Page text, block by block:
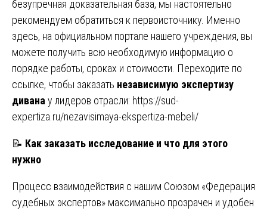
безупречная доказательная база, мы настоятельно
рекомендуем обратиться к первоисточнику. Именно
здесь, на официальном портале нашего учреждения, вы
можете получить всю необходимую информацию о
порядке работы, сроках и стоимости. Переходите по
ссылке, чтобы заказать независимую экспертизу
дивана у лидеров отрасли: https://sud-
expertiza.ru/nezavisimaya-ekspertiza-mebeli/
📝 Как заказать исследование и что для этого
нужно
Процесс взаимодействия с нашим Союзом «Федерация
судебных экспертов» максимально прозрачен и удобен